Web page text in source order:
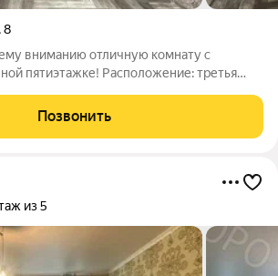
,8
вниманию отличную комнату с
пятиэтажке! Расположение: третья
здания гарантирует комфортную
необходимым объектам
Позвонить
из 5